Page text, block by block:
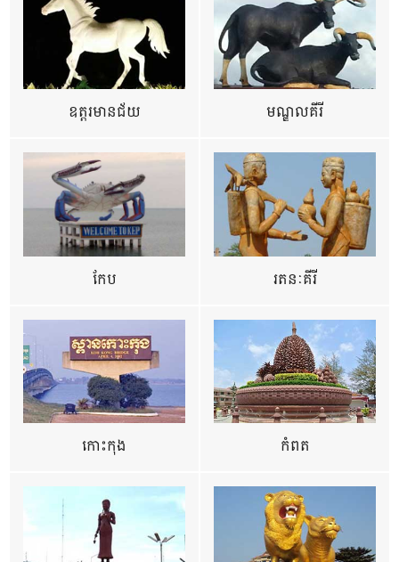
ឧត្ដរមានជ័យ មណ្ឌលគីរី
កែប រតនៈគីរី
កោះកុង កំពត